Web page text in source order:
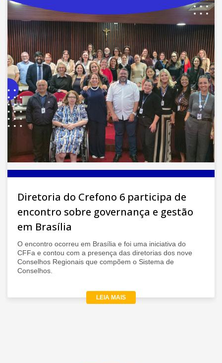
Diretoria do Crefono 6 participa de
encontro sobre governança e gestão
em Brasília
O encontro ocorreu em Brasília e foi uma iniciativa do
CFFa e contou com a presença das diretorias dos nove
Conselhos Regionais que compõem o Sistema de
Conselhos.
LEIA MAIS